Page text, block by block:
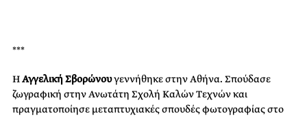
***
ΗΑγγελική Σβορώνουγεννήθηκε στην Αθήνα. Σπούδασε
ζωγραφική στην Ανωτάτη Σχολή Καλών Τεχνών και
πραγματοποίησε μεταπτυχιακές σπουδές φωτογραφίας στο